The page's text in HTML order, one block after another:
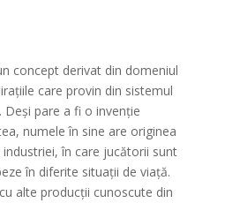
concept derivat din domeniul
care provin din sistemul
Deși pare a fi o invenție
numele în sine are originea
în care jucătorii sunt
în diferite situații de viață.
alte producții cunoscute din